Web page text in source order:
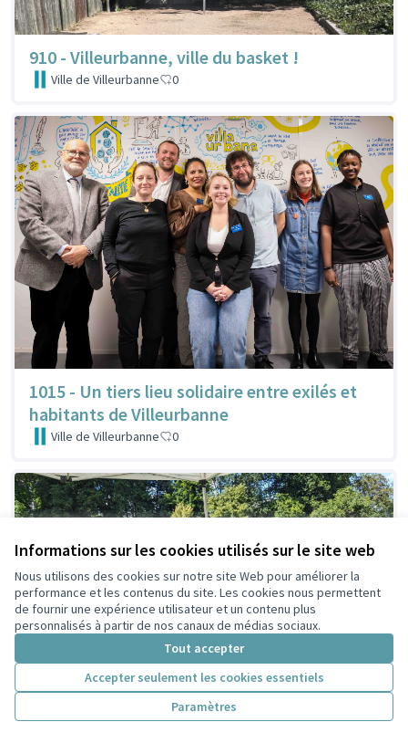
Informations sur les cookies utilisés sur le site web
Nous utilisons des cookies sur notre site Web pour améliorer la
performance et les contenus du site. Les cookies nous permettent
de fournir une expérience utilisateur et un contenu plus
personnalisés à partir de nos canaux de médias sociaux.
Tout accepter
Accepter seulement les cookies essentiels
Paramètres
910 - Villeurbanne, ville du basket !
Ville de Villeurbanne 0
1015 - Un tiers lieu solidaire entre exilés et
habitants de Villeurbanne
Ville de Villeurbanne 0